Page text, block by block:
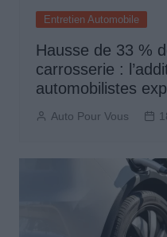
Entretien Automobile
Hausse de 33 %
carrosserie :
automobilistes
Auto Pour Vous